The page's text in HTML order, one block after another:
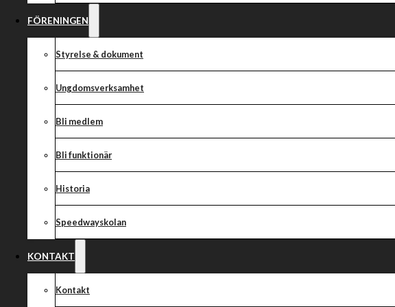
FÖRENINGEN
Styrelse & dokument
Ungdomsverksamhet
Bli medlem
Bli funktionär
Historia
Speedwayskolan
KONTAKT
Kontakt